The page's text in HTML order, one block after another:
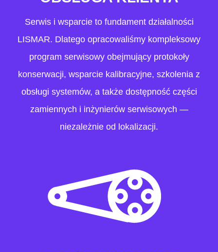
Serwis i wsparcie to fundament działalności
LISMAR. Dlatego opracowaliśmy kompleksowy
program serwisowy obejmujący protokoły
konserwacji, wsparcie kalibracyjne, szkolenia z
obsługi systemów, a także dostępność części
zamiennych i inżynierów serwisowych —
niezależnie od lokalizacji.